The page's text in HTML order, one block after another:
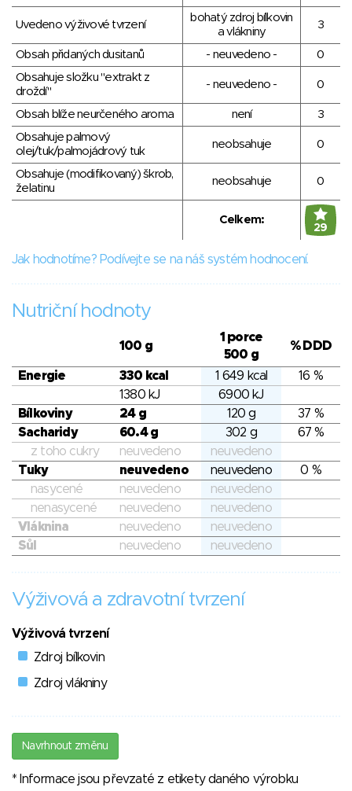
Uvedeno výživové tvrzení
bohatý zdroj bílkovin
a vlákniny
3
Obsah přidaných dusitanů - neuvedeno -
0
Obsahuje složku "extrakt z
droždí"
- neuvedeno - 0
Obsah blíže neurčeného aroma není
3
Obsahuje palmový
olej/tuk/palmojádrový tuk
neobsahuje 0
Obsahuje (modifikovaný) škrob,
želatinu
neobsahuje 0
Celkem:
29
Jak hodnotíme? Podívejte se na náš systém hodnocení.
Nutriční hodnoty
100 g
1 porce
500 g
% DDD
Energie 330 kcal 1 649 kcal
16 %
1380 kJ
6900 kJ
Bílkoviny
24 g 120 g
37 %
Sacharidy
60.4 g 302 g
67 %
z toho cukry
neuvedeno
neuvedeno
Tuky
neuvedeno neuvedeno
0 %
nasycené
neuvedeno
neuvedeno
nenasycené
neuvedeno
neuvedeno
Vláknina
neuvedeno
neuvedeno
Sůl
neuvedeno neuvedeno
Výživová a zdravotní tvrzení
Výživová tvrzení
Zdroj bílkovin
Zdroj vlákniny
Navrhnout změnu
* Informace jsou převzaté z etikety daného výrobku